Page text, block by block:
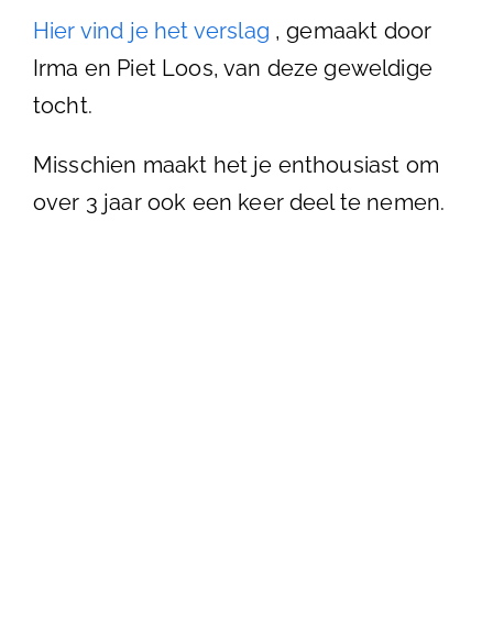
Hier vind je het verslag , gemaakt door
Irma en Piet Loos, van deze geweldige
tocht.
Misschien maakt het je enthousiast om
over 3 jaar ook een keer deel te nemen.